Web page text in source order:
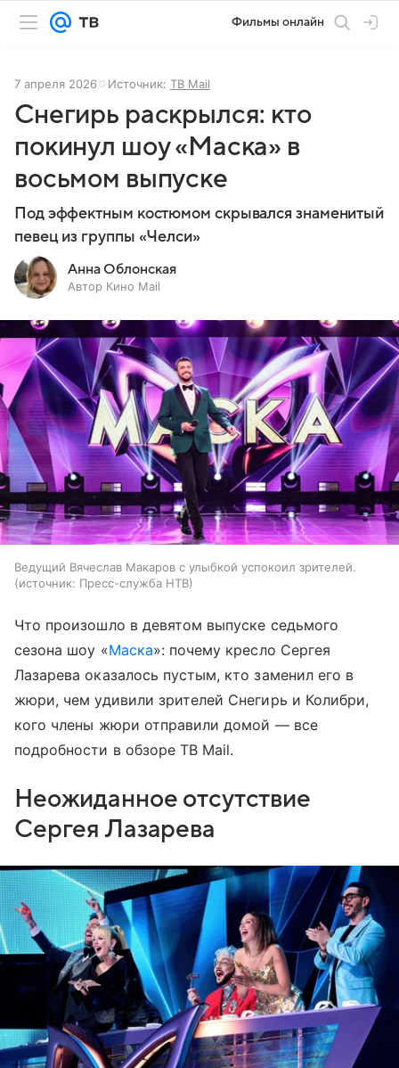
Фильмы онлайн
7 апреля 2026 Источник: ТВ Mail
Снегирь раскрылся: кто
покинул шоу «Маска» в
восьмом выпуске
Под эффектным костюмом скрывался знаменитый
певец из группы «Челси»
Анна Облонская
Автор Кино Mail
Ведущий Вячеслав Макаров с улыбкой успокоил зрителей.
источник: Пресс-служба НТВ
Что произошло в девятом выпуске седьмого
сезона шоу «Маска»: почему кресло Сергея
Лазарева оказалось пустым, кто заменил его в
жюри, чем удивили зрителей Снегирь и Колибри,
кого члены жюри отправили домой — все
подробности в обзоре ТВ Mail.
Неожиданное отсутствие
Сергея Лазарева